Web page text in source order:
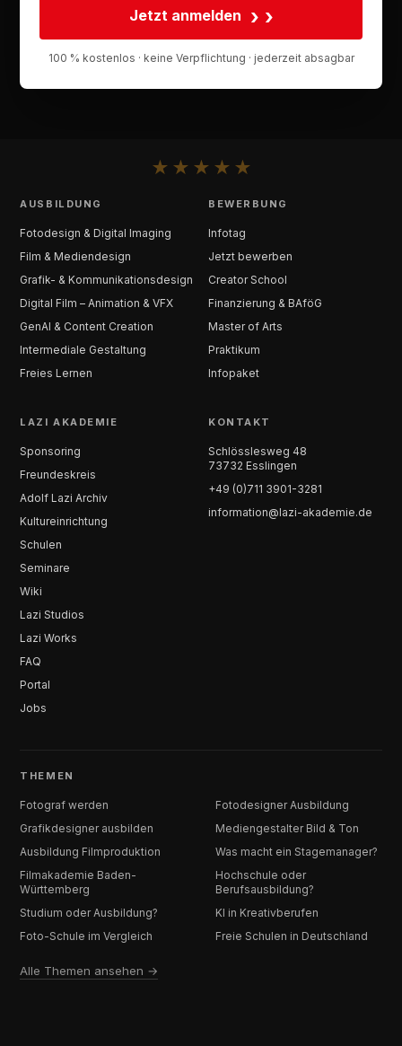
Jetzt anmelden ›
100 % kostenlos · keine Verpflichtung · jederzeit absagbar
★ ★ ★ ★ ★
AUSBILDUNG
Fotodesign & Digital Imaging
Film & Mediendesign
Grafik- & Kommunikationsdesign
Digital Film – Animation & VFX
GenAI & Content Creation
Intermediale Gestaltung
Freies Lernen
BEWERBUNG
Infotag
Jetzt bewerben
Creator School
Finanzierung & BAföG
Master of Arts
Praktikum
Infopaket
LAZI AKADEMIE
Sponsoring
Freundeskreis
Adolf Lazi Archiv
Kultureinrichtung
Schulen
Seminare
Wiki
Lazi Studios
Lazi Works
FAQ
Portal
Jobs
KONTAKT
Schlösslesweg 48
73732 Esslingen
+49 (0)711 3901-3281
information@lazi-akademie.de
THEMEN
Fotograf werden
Fotodesigner Ausbildung
Grafikdesigner ausbilden
Mediengestalter Bild & Ton
Ausbildung Filmproduktion
Was macht ein Stagemanager?
Filmakademie Baden-
Württemberg
Hochschule oder
Berufsausbildung?
Studium oder Ausbildung?
KI in Kreativberufen
Foto-Schule im Vergleich
Freie Schulen in Deutschland
Alle Themen ansehen →